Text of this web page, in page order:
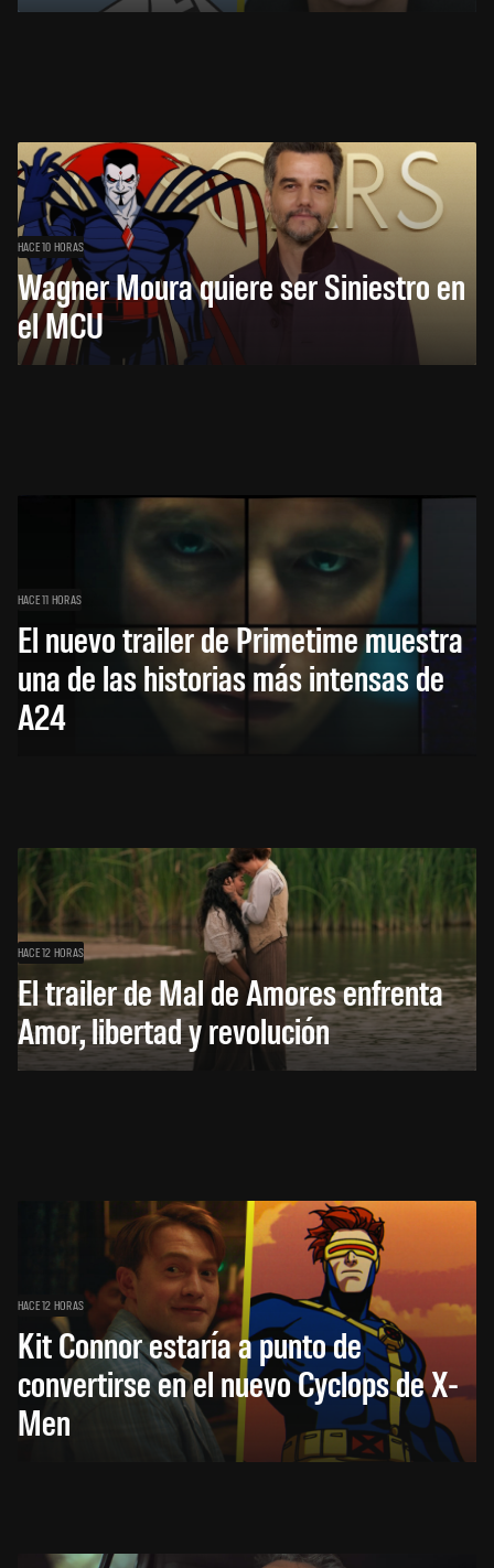
HACE 10 HORAS
Wagner Moura quiere ser Siniestro en
el MCU
HACE 11 HORAS
El nuevo trailer de Primetime muestra
una de las historias más intensas de
A24
HACE 12 HORAS
El trailer de Mal de Amores enfrenta
Amor, libertad y revolución
HACE 12 HORAS
Kit Connor estaría a punto de
convertirse en el nuevo Cyclops de X-
Men